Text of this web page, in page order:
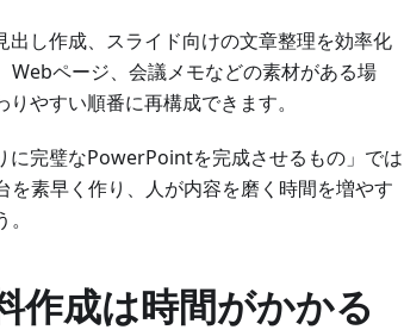
し作成、スライド向けの文章整理を効率化
Webページ、会議メモなどの素材がある場
やすい順番に再構成できます。
に完璧なPowerPointを完成させるもの」では
素早く作り、人が内容を磨く時間を増やす
成は時間がかかる